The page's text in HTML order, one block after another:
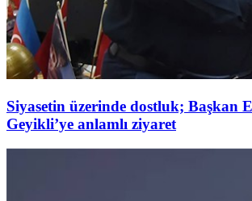
Siyasetin üzerinde dostluk; Başkan
Geyikli’ye anlamlı ziyaret